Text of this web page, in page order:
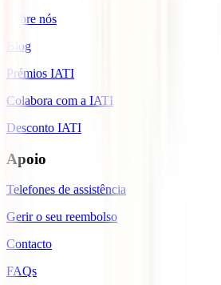
Sobre nós
Blog
Prémios IATI
Colabora com a IATI
Desconto IATI
Apoio
Telefones de assistência
Gerir o seu reembolso
Contacto
FAQs